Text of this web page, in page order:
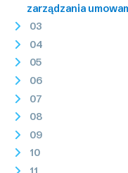
zarządzania
03
04
05
06
07
08
09
10